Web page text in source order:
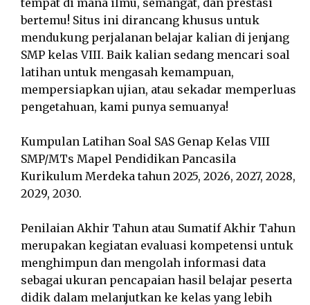
tempat di mana ilmu, semangat, dan prestasi
bertemu! Situs ini dirancang khusus untuk
mendukung perjalanan belajar kalian di jenjang
SMP kelas VIII. Baik kalian sedang mencari soal
latihan untuk mengasah kemampuan,
mempersiapkan ujian, atau sekadar memperluas
pengetahuan, kami punya semuanya!
Kumpulan Latihan Soal SAS Genap Kelas VIII
SMP/MTs Mapel Pendidikan Pancasila
Kurikulum Merdeka tahun 2025, 2026, 2027, 2028,
2029, 2030.
Penilaian Akhir Tahun atau Sumatif Akhir Tahun
merupakan kegiatan evaluasi kompetensi untuk
menghimpun dan mengolah informasi data
sebagai ukuran pencapaian hasil belajar peserta
didik dalam melanjutkan ke kelas yang lebih